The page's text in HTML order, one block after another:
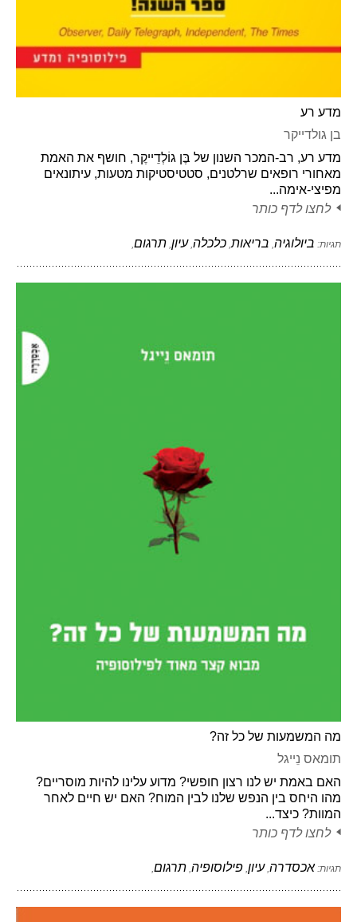
מדע רע
בן גולדייקר
מדע רע, רב-המכר השנון של בֶּן גוֹלְדֵייקֶר, חושף את האמת
מאחורי רופאים שרלטנים, סטטיסטיקות מטעות, עיתונאים
מפיצי-אימה...
לחצו לדף כותר
תגיות: ביולוגיה, בריאות, כלכלה,עיון, תרגום,
מה המשמעות של כל זה?
תומאס נֵייגל
האם באמת יש לנו רצון חופשי? מדוע עלינו להיות מוסריים?
מהו היחס בין הנפש שלנו לבין המוח? האם יש חיים לאחר
המוות? כיצד...
לחצו לדף כותר
תגיות: אכסדרה,עיון, פילוסופיה, תרגום,